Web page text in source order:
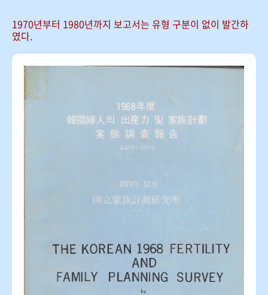
1970년부터 1980년까지 보고서는 유형 구분이 없이 발간하
였다.